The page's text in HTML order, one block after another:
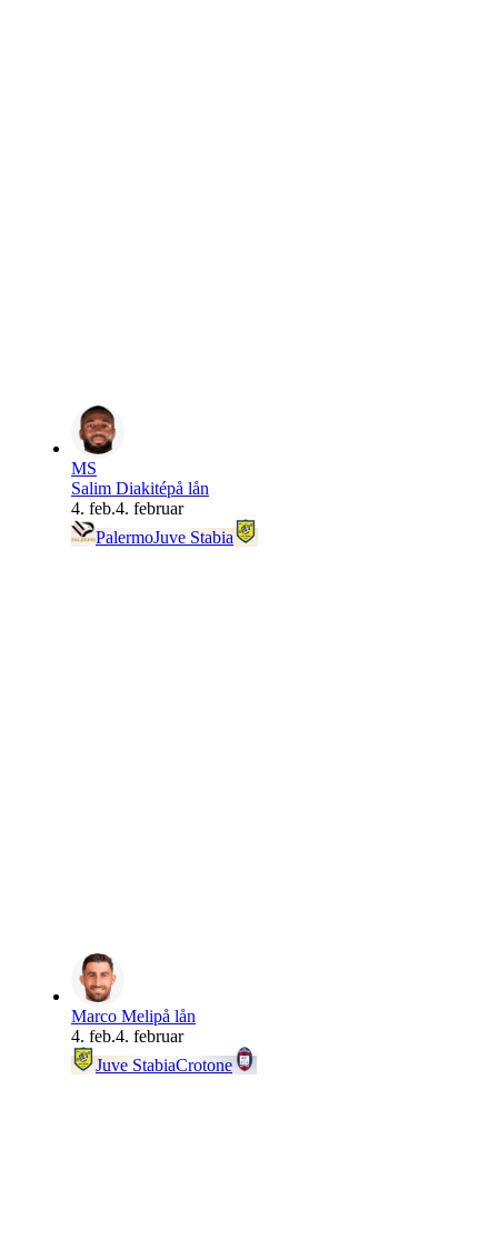
MS
Salim Diakitépå lån
4. feb.4. februar
PalermoJuve Stabia
Marco Melipå lån
4. feb.4. februar
Juve StabiaCrotone